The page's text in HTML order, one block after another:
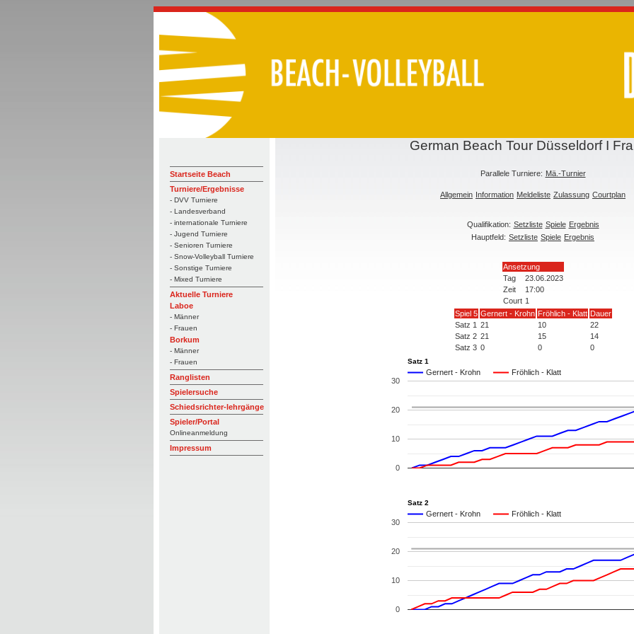
Startseite Beach
Turniere/Ergebnisse
- DVV Turniere
- Landesverband
- internationale Turniere
- Jugend Turniere
- Senioren Turniere
- Snow-Volleyball Turniere
- Sonstige Turniere
- Mixed Turniere
Aktuelle Turniere
Laboe
- Männer
- Frauen
Borkum
- Männer
- Frauen
Ranglisten
Spielersuche
Schiedsrichter-lehrgänge
Spieler/Portal
Onlineanmeldung
Impressum
German Beach Tour Düsseldorf I
Parallele Turniere: Mä.-Turnier
Allgemein Information Meldeliste Zulassung Courtplan
Qualifikation: Setzliste Spiele Ergebnis
Hauptfeld: Setzliste Spiele Ergebnis
Ansetzung
Tag
23.06.2023
Zeit
17:00
Court 1
Spiel 5 Gernert - Krohn Fröhlich - Klatt Dauer
Satz 1 21 10
22
Satz 2 21 15
14
Satz 3 0 0 0
Satz 1
Gernert - Krohn Fröhlich - Klatt
0
10
20
30
Satz 2
Gernert - Krohn Fröhlich - Klatt
0
10
20
30